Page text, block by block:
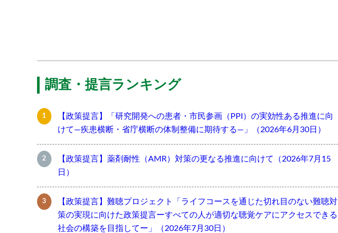
調査・提言ランキング
【政策提言】「研究開発への患者・市民参画（PPI）の実効性ある推進に向
けて―疾患横断・省庁横断の体制整備に期待する―」（2026年6月30日）
【政策提言】薬剤耐性（AMR）対策の更なる推進に向けて（2026年7月15
日）
【政策提言】難聴プロジェクト「ライフコースを通じた切れ目のない難聴対
策の実現に向けた政策提言ーすべての人が適切な聴覚ケアにアクセスできる
社会の構築を目指してー」（2026年7月30日）